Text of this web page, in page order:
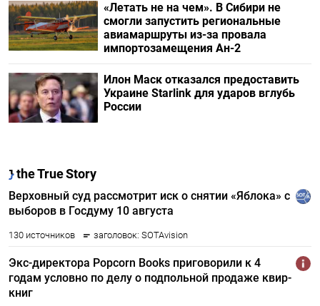
«Летать не на чем». В Сибири не
смогли запустить региональные
авиамаршруты из-за провала
импортозамещения Ан-2
Илон Маск отказался предоставить
Украине Starlink для ударов вглубь
России